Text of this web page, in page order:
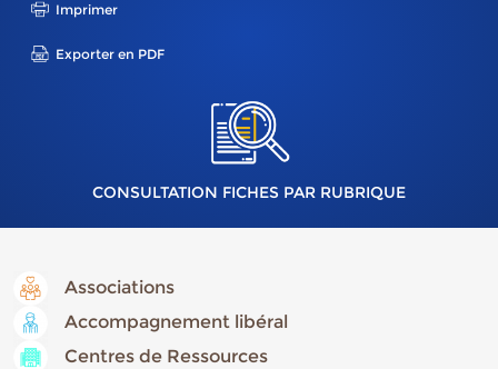
Imprimer
Exporter en PDF
CONSULTATION FICHES PAR RUBRIQUE
Associations
Accompagnement libéral
Centres de Ressources